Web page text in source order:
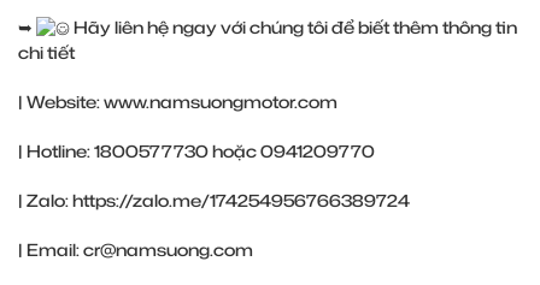
➥
Hãy liên hệ ngay với chúng tôi để biết thêm thông tin
chi tiết
| Website:www.namsuongmotor.com
| Hotline: 1800577730 hoặc 0941209770
| Zalo:https://zalo.me/174254956766389724
| Email: cr@namsuong.com